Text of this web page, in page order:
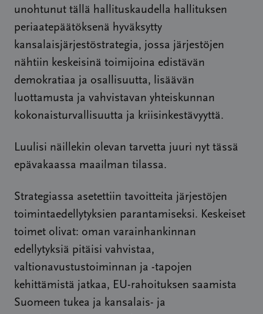
unohtunut tällä hallituskaudella hallituksen
periaatepäätöksenä hyväksytty
kansalaisjärjestöstrategia, jossa järjestöjen
nähtiin keskeisinä toimijoina edistävän
demokratiaa ja osallisuutta, lisäävän
luottamusta ja vahvistavan yhteiskunnan
kokonaisturvallisuutta ja kriisinkestävyyttä.
Luulisi näillekin olevan tarvetta juuri nyt tässä
epävakaassa maailman tilassa.
Strategiassa asetettiin tavoitteita järjestöjen
toimintaedellytyksien parantamiseksi. Keskeiset
toimet olivat: oman varainhankinnan
edellytyksiä pitäisi vahvistaa,
valtionavustustoiminnan ja -tapojen
kehittämistä jatkaa, EU-rahoituksen saamista
Suomeen tukea ja kansalais- ja